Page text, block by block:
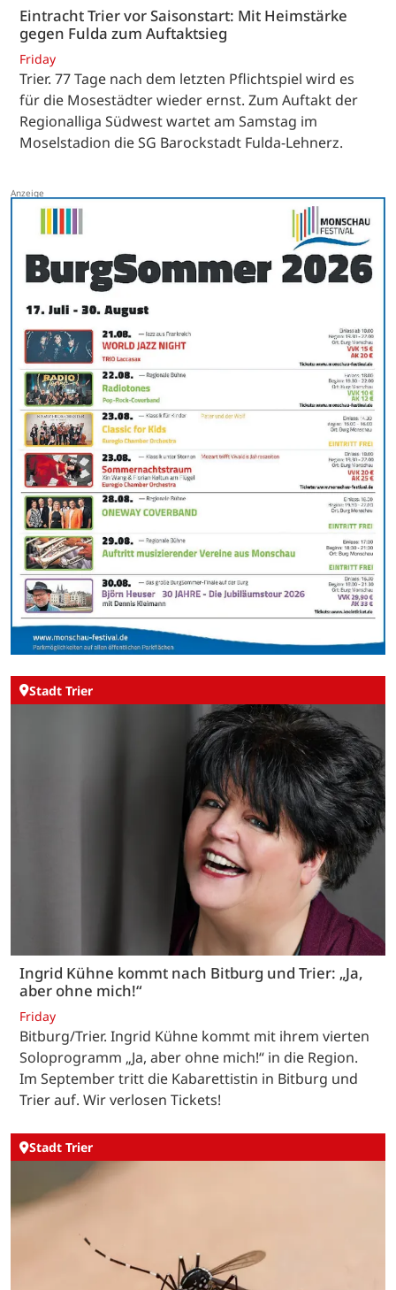
Eintracht Trier vor Saisonstart: Mit Heimstärke
gegen Fulda zum Auftaktsieg
Friday
Trier. 77 Tage nach dem letzten Pflichtspiel wird es
für die Mosestädter wieder ernst. Zum Auftakt der
Regionalliga Südwest wartet am Samstag im
Moselstadion die SG Barockstadt Fulda-Lehnerz.
Stadt Trier
Ingrid Kühne kommt nach Bitburg und Trier: „Ja,
aber ohne mich!“
Friday
Bitburg/Trier. Ingrid Kühne kommt mit ihrem vierten
Soloprogramm „Ja, aber ohne mich!“ in die Region.
Im September tritt die Kabarettistin in Bitburg und
Trier auf. Wir verlosen Tickets!
Stadt Trier